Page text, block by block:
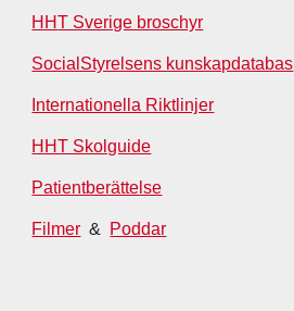
HHT Sverige broschyr
SocialStyrelsens kunskapdatabas
Internationella Riktlinjer
HHT Skolguide
Patientberättelse
Filmer & Poddar